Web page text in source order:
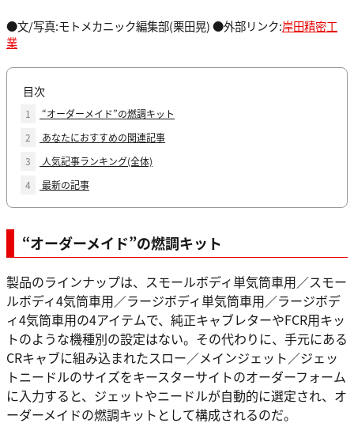
●文/写真:モトメカニック編集部(栗田晃) ●外部リンク:岸田精密工
業
目次
1
“オーダーメイド”の燃調キット
2
あなたにおすすめの関連記事
3
人気記事ランキング(全体)
4
最新の記事
“オーダーメイド”の燃調キット
製品のラインナップは、スモールボディ単気筒車用／スモー
ルボディ4気筒車用／ラージボディ単気筒車用／ラージボデ
ィ4気筒車用の4アイテムで、純正キャブレターやFCR用キッ
トのような機種別の設定はない。その代わりに、手元にある
CRキャブに組み込まれたスロー／メインジェット／ジェッ
トニードルのサイズをキースターサイトのオーダーフォーム
に入力すると、ジェットやニードルが自動的に選定され、オ
ーダーメイドの燃調キットとして構成されるのだ。